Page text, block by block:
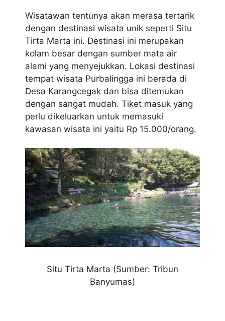
Wisatawan tentunya akan merasa tertarik
dengan destinasi wisata unik seperti Situ
Tirta Marta ini. Destinasi ini merupakan
kolam besar dengan sumber mata air
alami yang menyejukkan. Lokasi destinasi
tempat wisata Purbalingga ini berada di
Desa Karangcegak dan bisa ditemukan
dengan sangat mudah. Tiket masuk yang
perlu dikeluarkan untuk memasuki
kawasan wisata ini yaitu Rp 15.000/orang.
Situ Tirta Marta (Sumber: Tribun
Banyumas)